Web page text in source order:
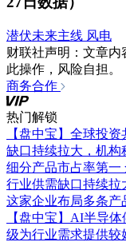
潜伏未来主线 风电
财联社声明：文章
此操作，风险自担。
商务合作
热门解锁
【盘中宝】全球投
缺口持续拉大，机构
细分产品市占率第一
行业供需缺口持续拉
这家企业布局多条产
【盘中宝】AI半导
级为行业需求提供较